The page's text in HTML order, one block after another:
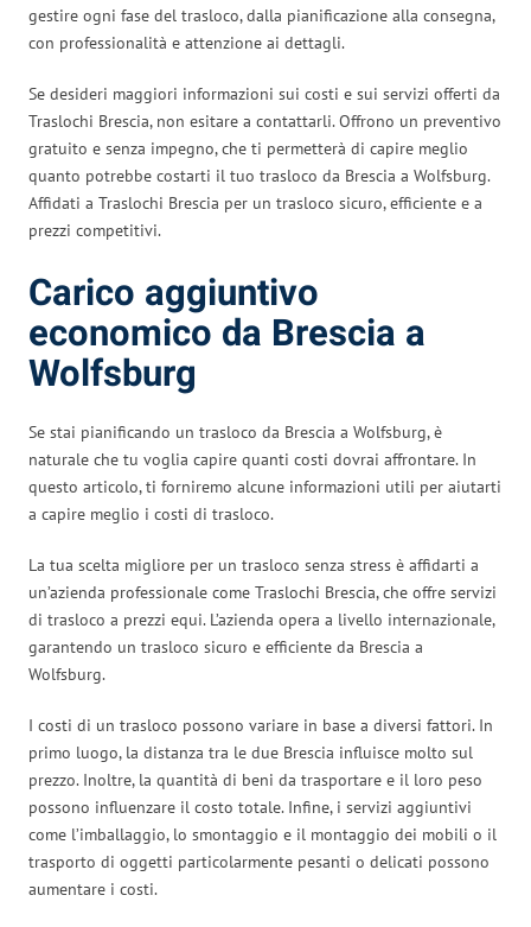
gestire ogni fase del trasloco, dalla pianificazione alla consegna,
con professionalità e attenzione ai dettagli.
Se desideri maggiori informazioni sui costi e sui servizi offerti da
Traslochi Brescia, non esitare a contattarli. Offrono un preventivo
gratuito e senza impegno, che ti permetterà di capire meglio
quanto potrebbe costarti il tuo trasloco da Brescia a Wolfsburg.
Affidati a Traslochi Brescia per un trasloco sicuro, efficiente e a
prezzi competitivi.
Carico aggiuntivo
economico da Brescia a
Wolfsburg
Se stai pianificando un trasloco da Brescia a Wolfsburg, è
naturale che tu voglia capire quanti costi dovrai affrontare. In
questo articolo, ti forniremo alcune informazioni utili per aiutarti
a capire meglio i costi di trasloco.
La tua scelta migliore per un trasloco senza stress è affidarti a
un’azienda professionale come Traslochi Brescia, che offre servizi
di trasloco a prezzi equi. L’azienda opera a livello internazionale,
garantendo un trasloco sicuro e efficiente da Brescia a
Wolfsburg.
I costi di un trasloco possono variare in base a diversi fattori. In
primo luogo, la distanza tra le due Brescia influisce molto sul
prezzo. Inoltre, la quantità di beni da trasportare e il loro peso
possono influenzare il costo totale. Infine, i servizi aggiuntivi
come l’imballaggio, lo smontaggio e il montaggio dei mobili o il
trasporto di oggetti particolarmente pesanti o delicati possono
aumentare i costi.